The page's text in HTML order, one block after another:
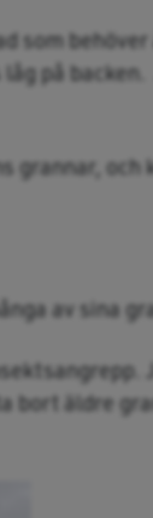
som
på
grannar,
av sina
bort äldre